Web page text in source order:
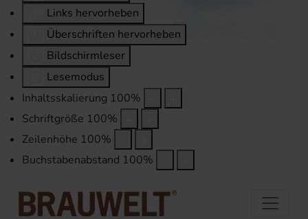
Links hervorheben
Überschriften hervorheben
Bildschirmleser
Lesemodus
Inhaltsskalierung 100%
Schriftgröße 100%
Zeilenhöhe 100%
Buchstabenabstand 100%